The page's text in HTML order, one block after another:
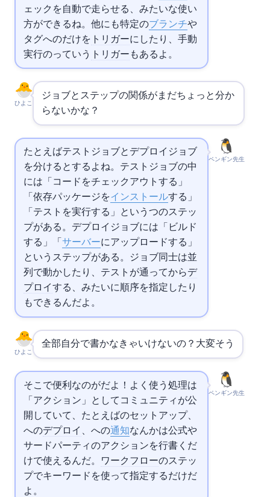
ェックを自動で走らせる、みたいな使い
方ができるね。他にも特定のブランチや
タグへのpushだけを トリガーにしたり、手動
実行のworkflow_dispatchっていう
トリガー もあるよ。
ひよこ
ジョブとステップの関係がまだちょっと分か
らないかな？
ペンギン先生
たとえばテストジョブとデプロイジョブ
を分けるとするよね。テストジョブの中
には「コードをチェックアウトする」
「依存パッケージをインストールする」
「テストを実行する」という3つのステッ
プがある。デプロイジョブには「ビルド
する」「 サーバーにアップロードする」
というステップがある。ジョブ同士は並
列で動かしたり、テストが通ってからデ
プロイする、みたいに順序を指定したり
もできるんだよ。
ひよこ
全部自分で書かなきゃいけないの？大変そう…
ペンギン先生
そこで便利なのがMarketplaceだよ！よく使う処理は
「アクション」としてコミュニティが公
開していて、たとえばのセットアップ、
へのデプロイ 、 への通知なんかは公式や
サードパーティのアクションを1行書くだ
けで使えるんだ。
ワークフローのステッ
プでusesキーワードを使って指定するだけだ
よ。